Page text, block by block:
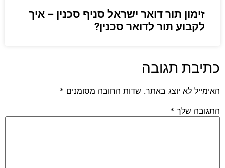
זימון תור דואר ישראל סניף סכנין – איך
לקבוע תור לדואר סכנין?
כתיבת תגובה
האימייל לא יוצג באתר. שדות החובה מסומנים *
התגובה שלך *